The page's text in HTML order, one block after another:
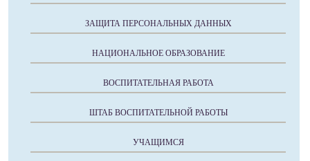
ЗАЩИТА ПЕРСОНАЛЬНЫХ ДАННЫХ
НАЦИОНАЛЬНОЕ ОБРАЗОВАНИЕ
ВОСПИТАТЕЛЬНАЯ РАБОТА
ШТАБ ВОСПИТАТЕЛЬНОЙ РАБОТЫ
УЧАЩИМСЯ